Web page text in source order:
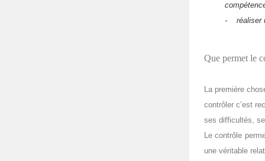
- réaliser
Que permet le
La première
contrôler c’est
ses difficultés,
Le contrôle
une véritable